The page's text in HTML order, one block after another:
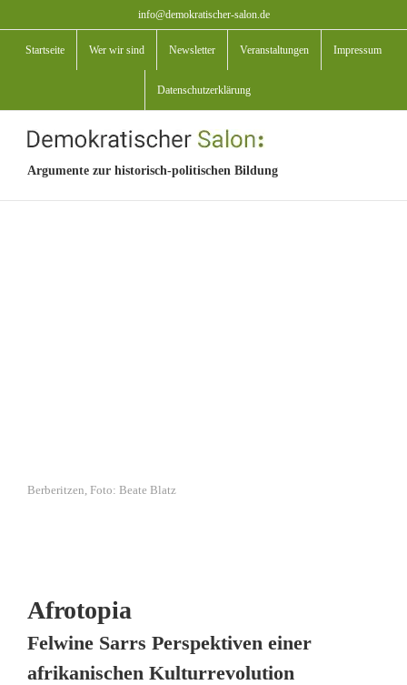
Inhalt
springen
info@demokratischer-salon.de
Startseite Wer wir sind Newsletter Veranstaltungen Impressum
Datenschutzerklärung
Argumente zur historisch-politischen Bildung
Berberitzen, Foto: Beate Blatz
Afrotopia
Felwine Sarrs Perspektiven einer
afrikanischen Kulturrevolution